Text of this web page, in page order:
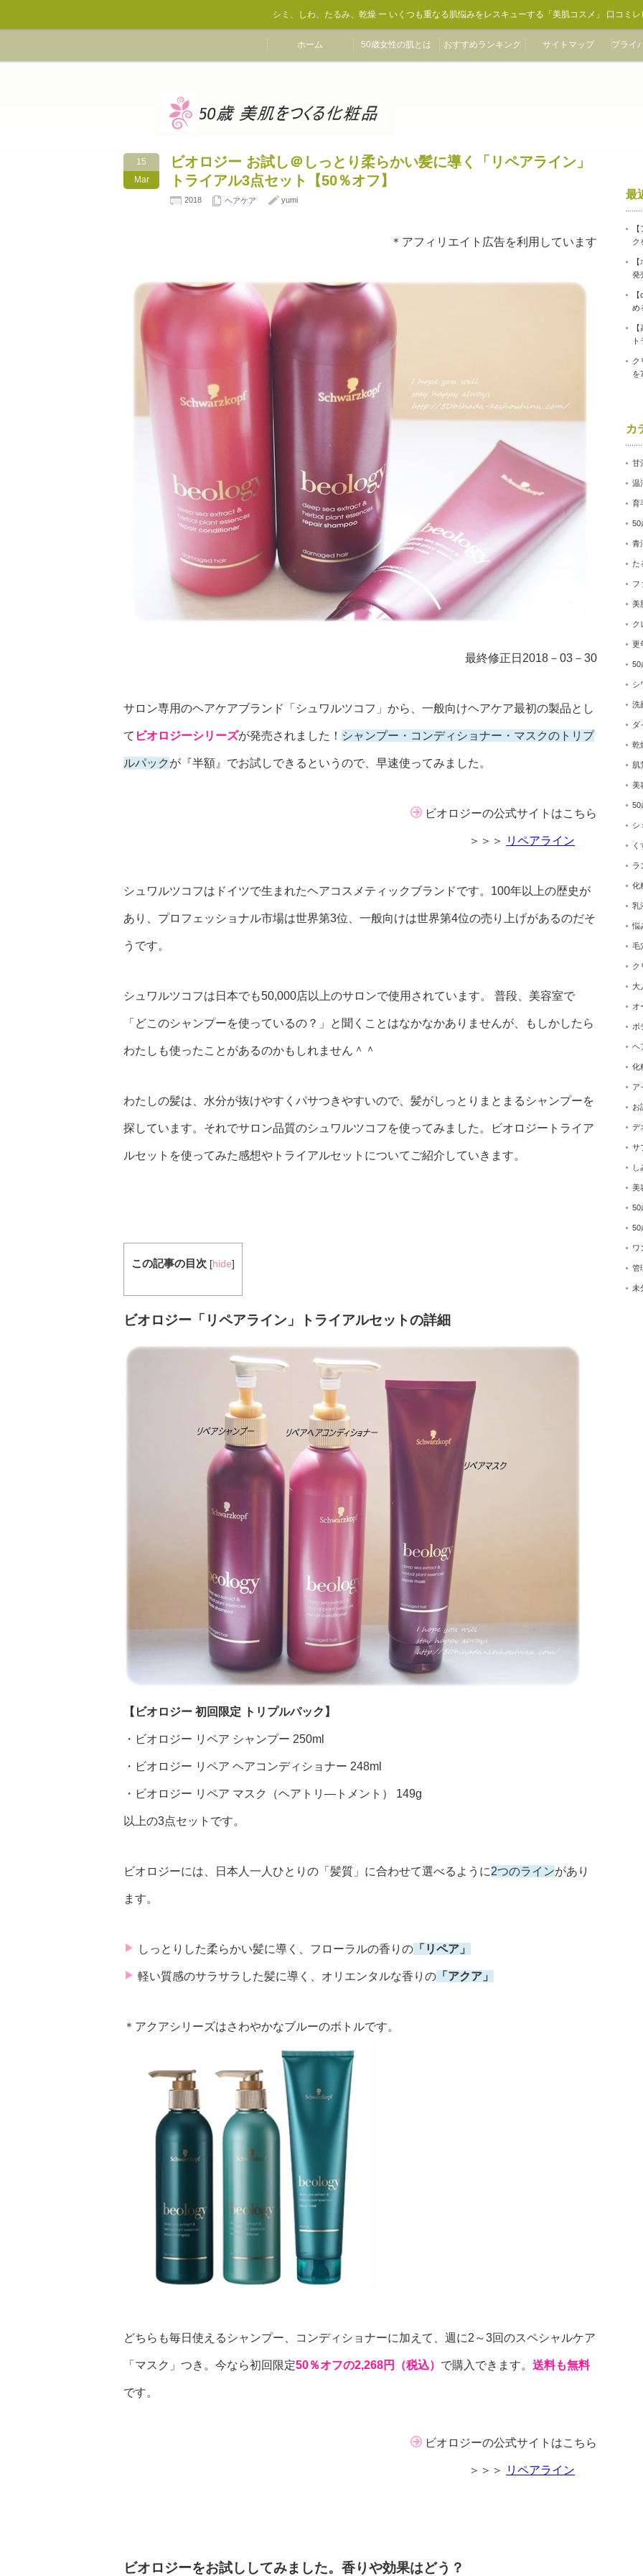
シミ、しわ、たるみ、乾燥 ー いくつも重なる肌悩みをレスキューする「美肌コスメ」 口コミ
ホーム 50歳女性の肌とは おすすめランキング サイトマップ プライ
15
Mar
ビオロジー お試し＠しっとり柔らかい髪に導く「リペアライン」
トライアル3点セット【50％オフ】
2018 ヘアケア yumi
＊アフィリエイト広告を利用しています
最終修正日2018－03－30
サロン専用のヘアケアブランド「シュワルツコフ」から、一般向けヘアケア最初の製品とし
て ビオロジーシリーズが発売されました！ シャンプー・コンディショナー・マスクのトリプ
ルパック が『半額』でお試しできるというので、早速使ってみました。
ビオロジーの公式サイトはこちら
＞＞＞ リペアライン
シュワルツコフはドイツで生まれたヘアコスメティックブランドです。100年以上の歴史が
あり、プロフェッショナル市場は世界第3位、一般向けは世界第4位の売り上げがあるのだそ
うです。
シュワルツコフは日本でも50,000店以上のサロンで使用されています。 普段、美容室で
「どこのシャンプーを使っているの？」と聞くことはなかなかありませんが、もしかしたら
わたしも使ったことがあるのかもしれません＾＾
わたしの髪は、水分が抜けやすくパサつきやすいので、髪がしっとりまとまるシャンプーを
探しています。それでサロン品質のシュワルツコフを使ってみました。ビオロジートライア
ルセットを使ってみた感想やトライアルセットについてご紹介していきます。
この記事の目次 [hide]
ビオロジー「リペアライン」トライアルセットの詳細
【ビオロジー 初回限定 トリプルパック】
・ビオロジー リペア シャンプー 250ml
・ビオロジー リペア ヘアコンディショナー 248ml
・ビオロジー リペア マスク（ヘアトリ―トメント） 149g
以上の3点セットです。
ビオロジーには、日本人一人ひとりの「髪質」に合わせて選べるように2つのラインがあり
ます。
しっとりした柔らかい髪に導く、フローラルの香りの 「リペア」
軽い質感のサラサラした髪に導く、オリエンタルな香りの 「アクア」
＊アクアシリーズはさわやかなブルーのボトルです。
どちらも毎日使えるシャンプー、コンディショナーに加えて、週に2～3回のスペシャルケア
「マスク」つき。今なら初回限定50％オフの2,268円（税込） で購入できます。 送料も無料
です。
ビオロジーの公式サイトはこちら
＞＞＞ リペアライン
ビオロジーをお試ししてみました。香りや効果はどう？
最
ク
発
め
ク
を
カ
甘
温
育
50
青
た
フ
美
ク
更
50
シ
洗
ダ
乾
肌
美
50
シ
ラ
化
乳
悩
毛
ク
大
オ
ボ
ヘ
化
ア
お
デ
サ
し
美
50
50
ワ
管
未